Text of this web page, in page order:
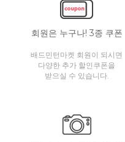
회원은 누구나! 3종 쿠폰
배드민턴마켓 회원이 되시면
다양한 추가 할인쿠폰을
받으실 수 있습니다.